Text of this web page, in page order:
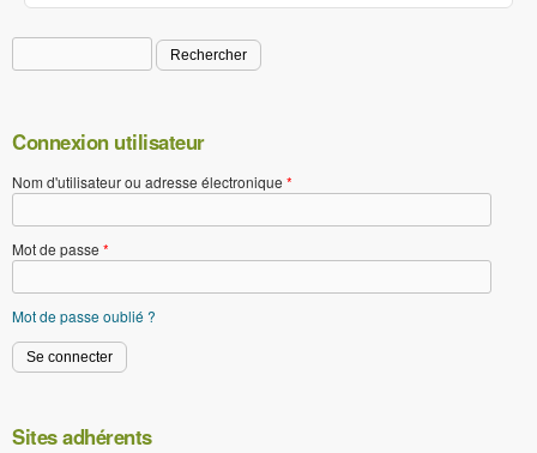
Formulaire de recherche
Connexion utilisateur
Nom d'utilisateur ou adresse électronique *
Mot de passe *
Mot de passe oublié ?
Sites adhérents